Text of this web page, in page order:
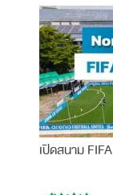
เปิดสนาม